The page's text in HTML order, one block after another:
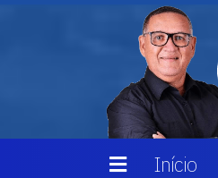
Início